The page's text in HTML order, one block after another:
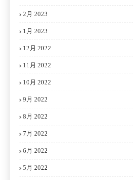
2月 2023
1月 2023
12月 2022
11月 2022
10月 2022
9月 2022
8月 2022
7月 2022
6月 2022
5月 2022